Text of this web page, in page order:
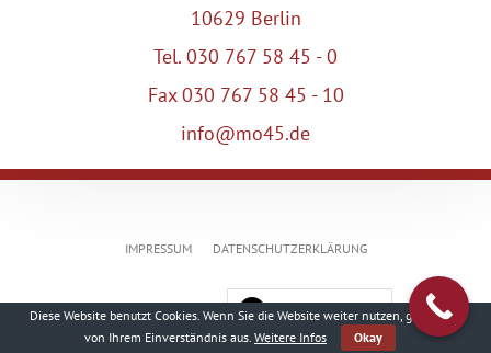
10629 Berlin
Tel. 030 767 58 45 - 0
Fax 030 767 58 45 - 10
info@mo45.de
IMPRESSUM DATENSCHUTZERKLÄRUNG
Diese Website benutzt Cookies. Wenn Sie die Website weiter nutzen, gehen wir
von Ihrem Einverständnis aus. Weitere Infos Okay
Deutsch